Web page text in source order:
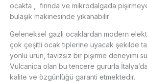
ocakta , fırında ve mikrodalgada
bulaşık makinesinde yıkanabilir .
Geleneksel gazlı ocaklardan modern
çok çeşitli ocak tiplerine uyacak şekilde
yönlü ürün, tavizsiz bir pişirme deneyimi
Vulcanica olan bu tencere gururla
kalite ve özgünlüğü garanti etmektedir.